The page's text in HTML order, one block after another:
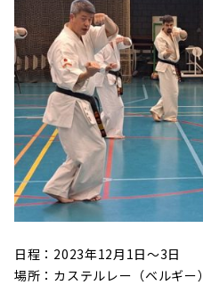
日程：2023年12月1日～3日
場所：カステルレー（ベルギー）